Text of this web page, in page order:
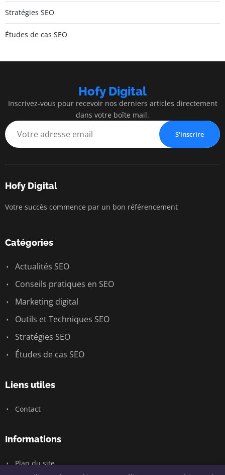
Stratégies SEO
Études de cas SEO
Hofy Digital
Inscrivez-vous pour recevoir nos derniers articles directement
dans votre boîte mail.
S'inscrire
Hofy Digital
Votre succès commence par un bon référencement
Catégories
Actualités SEO
Conseils pratiques en SEO
Marketing digital
Outils et Techniques SEO
Stratégies SEO
Études de cas SEO
Liens utiles
Contact
Informations
Plan du site